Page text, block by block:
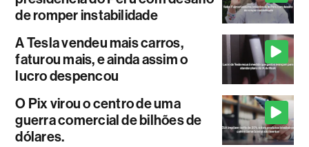
de romper instabilidade
A Tesla vendeu mais carros,
faturou mais, e ainda assim o
lucro despencou
O Pix virou o centro de uma
guerra comercial de bilhões de
dólares.